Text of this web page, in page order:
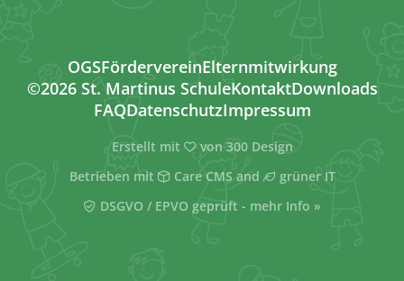
OGSFördervereinElternmitwirkung
©2026 St. Martinus SchuleKontaktDownloads
FAQDatenschutzImpressum
Erstellt mit von 300 Design
Betrieben mit
Care CMS and
grüner IT
DSGVO / EPVO geprüft - mehr Info »